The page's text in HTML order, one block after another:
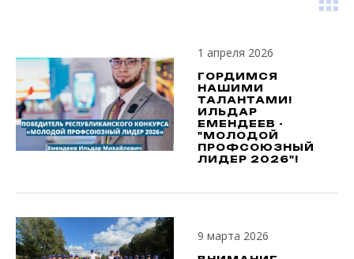
1 апреля 2026
ГОРДИМСЯ
НАШИМИ
ТАЛАНТАМИ!
ИЛЬДАР
ЕМЕНДЕЕВ -
"МОЛОДОЙ
ПРОФСОЮЗНЫЙ
ЛИДЕР 2026"!
9 марта 2026